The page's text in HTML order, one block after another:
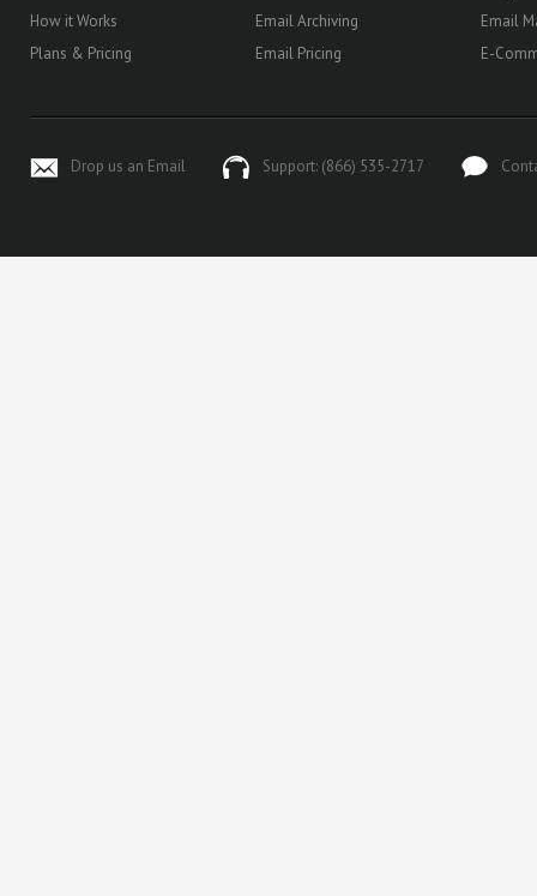
How it Works
Plans & Pricing
Email Archiving
Email Pricing
Email
E-
Drop us an Email Support: (866) 535-2717